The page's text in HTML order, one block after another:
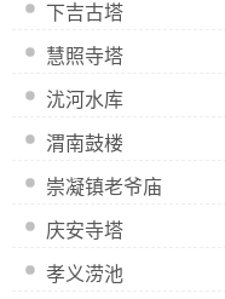
下吉古塔
慧照寺塔
沋河水库
渭南鼓楼
崇凝镇老爷庙
庆安寺塔
孝义涝池